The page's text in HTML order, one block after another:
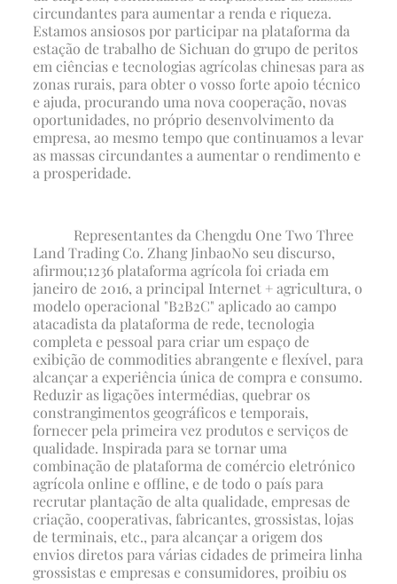
circundantes para aumentar a renda e riqueza.
Estamos ansiosos por participar na plataforma da
estação de trabalho de Sichuan do grupo de peritos
em ciências e tecnologias agrícolas chinesas para as
zonas rurais, para obter o vosso forte apoio técnico
e ajuda, procurando uma nova cooperação, novas
oportunidades, no próprio desenvolvimento da
empresa, ao mesmo tempo que continuamos a levar
as massas circundantes a aumentar o rendimento e
a prosperidade.
Representantes da Chengdu One Two Three
Land Trading Co. Zhang JinbaoNo seu discurso,
afirmou;1236 plataforma agrícola foi criada em
janeiro de 2016, a principal Internet + agricultura, o
modelo operacional "B2B2C" aplicado ao campo
atacadista da plataforma de rede, tecnologia
completa e pessoal para criar um espaço de
exibição de commodities abrangente e flexível, para
alcançar a experiência única de compra e consumo.
Reduzir as ligações intermédias, quebrar os
constrangimentos geográficos e temporais,
fornecer pela primeira vez produtos e serviços de
qualidade. Inspirada para se tornar uma
combinação de plataforma de comércio eletrónico
agrícola online e offline, e de todo o país para
recrutar plantação de alta qualidade, empresas de
criação, cooperativas, fabricantes, grossistas, lojas
de terminais, etc., para alcançar a origem dos
envios diretos para várias cidades de primeira linha
grossistas e empresas e consumidores, proibiu os